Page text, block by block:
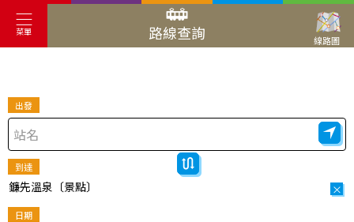
菜單 路線查詢 線路圖
出發
到達
鐮先溫泉〔景點〕 ×
日期